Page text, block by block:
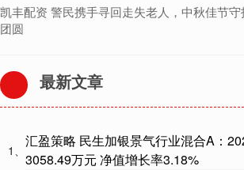
凯丰配资 警民携手寻回走失老人，中秋佳节守
团圆
最新文章
1、
汇盈策略 民生加银景气行业混合A：
3058.49万元 净值增长率3.18%